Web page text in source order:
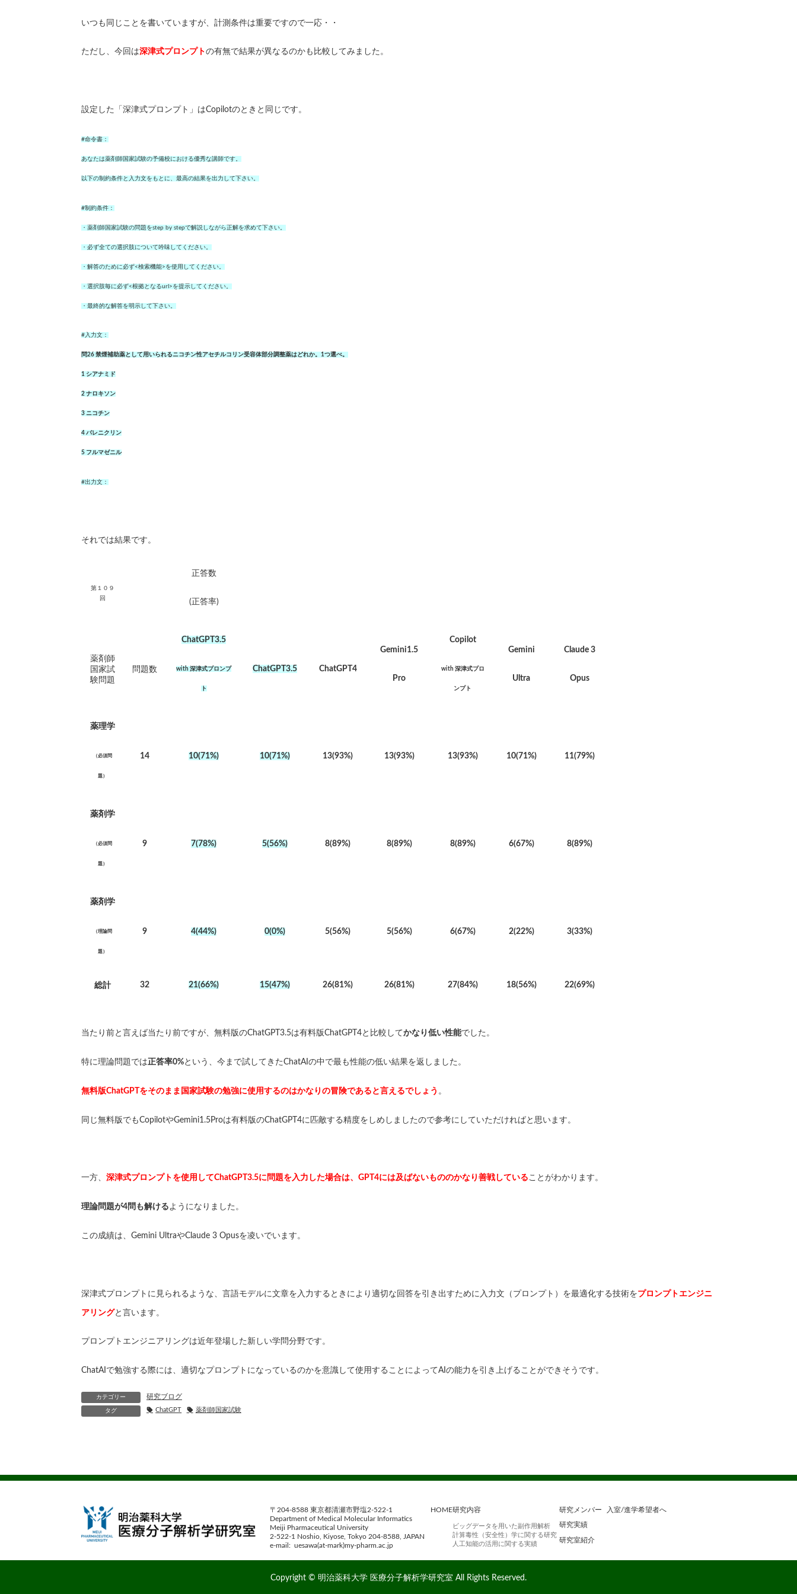
いつも同じことを書いていますが、計測条件は重要ですので一応・・
ただし、今回は深津式プロンプトの有無で結果が異なるのかも比較してみました。
設定した「深津式プロンプト」はCopilotのときと同じです。
#命令書：
あなたは薬剤師国家試験の予備校における優秀な講師です。
以下の制約条件と入力文をもとに、最高の結果を出力して下さい。
#制約条件：
・薬剤師国家試験の問題をstep by stepで解説しながら正解を求めて下さい。
・必ず全ての選択肢について吟味してください。
・解答のために必ず<検索機能>を使用してください。
・選択肢毎に必ず<根拠となるurl>を提示してください。
・最終的な解答を明示して下さい。
#入力文：
問26 禁煙補助薬として用いられるニコチン性アセチルコリン受容体部分調整薬はどれか。1つ選べ。
1 シアナミド
2 ナロキソン
3 ニコチン
4 バレニクリン
5 フルマゼニル
#出力文：
それでは結果です。
第１０９
回
正答数
(正答率)
薬剤師
国家試
験問題
問題数
ChatGPT3.5
with 深津式プロンプ
ト
ChatGPT3.5 ChatGPT4
Gemini1.5
Pro
Copilot
with 深津式プロ
ンプト
Gemini
Ultra
Claude 3
Opus
薬理学
（必須問
題）
14 10(71%) 10(71%) 13(93%) 13(93%) 13(93%) 10(71%) 11(79%)
薬剤学
（必須問
題）
9 7(78%) 5(56%) 8(89%) 8(89%) 8(89%) 6(67%) 8(89%)
薬剤学
（理論問
題）
9 4(44%) 0(0%) 5(56%) 5(56%) 6(67%) 2(22%) 3(33%)
総計 32 21(66%) 15(47%) 26(81%) 26(81%) 27(84%) 18(56%) 22(69%)
当たり前と言えば当たり前ですが、無料版のChatGPT3.5は有料版ChatGPT4と比較してかなり低い性能でした。
特に理論問題では正答率0%という、今まで試してきたChatAIの中で最も性能の低い結果を返しました。
無料版ChatGPTをそのまま国家試験の勉強に使用するのはかなりの冒険であると言えるでしょう 。
同じ無料版でもCopilotやGemini1.5Proは有料版のChatGPT4に匹敵する精度をしめしましたので参考にしていただければと思います。
一方、 深津式プロンプトを使用してChatGPT3.5に問題を入力した場合は、GPT4には及ばないもののかなり善戦していることがわかります。
理論問題が4問も解けるようになりました。
この成績は、Gemini UltraやClaude 3 Opusを凌いでいます。
深津式プロンプトに見られるような、言語モデルに文章を入力するときにより適切な回答を引き出すために入力文（プロンプト）を最適化する技術をプロンプトエンジニ
アリングと言います。
プロンプトエンジニアリングは近年登場した新しい学問分野です。
ChatAIで勉強する際には、適切なプロンプトになっているのかを意識して使用することによってAIの能力を引き上げることができそうです。
カテゴリー 研究ブログ
タグ ChatGPT 薬剤師国家試験
〒204-8588 東京都清瀬市野塩2-522-1
Department of Medical Molecular Informatics
Meiji Pharmaceutical University
2-522-1 Noshio, Kiyose, Tokyo 204-8588, JAPAN
e-mail: uesawa(at-mark)my-pharm.ac.jp
HOME研究内容
ビッグデータを用いた副作用解析
計算毒性（安全性）学に関する研究
人工知能の活用に関する実績
研究メンバー
研究実績
研究室紹介
入室/進学希望者へ
Copyright © 明治薬科大学 医療分子解析学研究室 All Rights Reserved.